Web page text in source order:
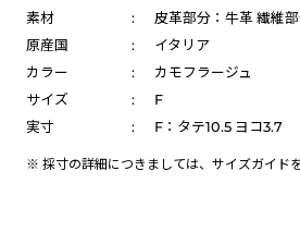
素材
:
皮革部分：牛革 繊維
原産国
:
イタリア
カラー
:
カモフラージュ
サイズ
:
F
実寸
: F：タテ10.5 ヨコ3.7
※ 採寸の詳細につきましては、 サイズガイド